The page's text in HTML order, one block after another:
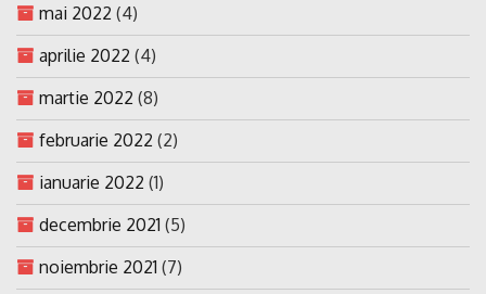
mai 2022 (4)
aprilie 2022 (4)
martie 2022 (8)
februarie 2022 (2)
ianuarie 2022 (1)
decembrie 2021 (5)
noiembrie 2021 (7)